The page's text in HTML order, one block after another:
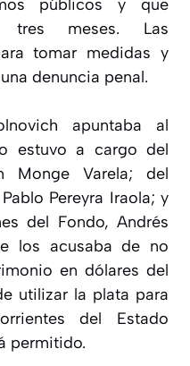
públicos y que
tres meses. Las
tomar medidas y
denuncia penal.
apuntaba al
estuvo a cargo del
Monge Varela; del
Pereyra Iraola; y
del Fondo, Andrés
los acusaba de no
en dólares del
utilizar la plata para
del Estado
permitido.